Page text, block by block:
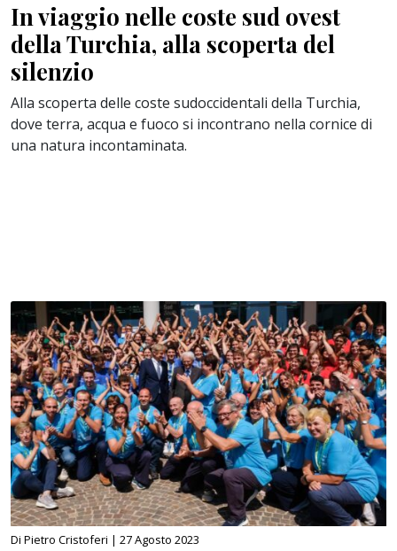
In viaggio nelle coste sud ovest
della Turchia, alla scoperta del
silenzio
Alla scoperta delle coste sudoccidentali della Turchia,
dove terra, acqua e fuoco si incontrano nella cornice di
una natura incontaminata.
Di Pietro Cristoferi | 27 Agosto 2023